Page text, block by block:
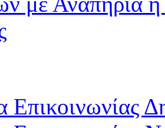
Επικοινωνίας